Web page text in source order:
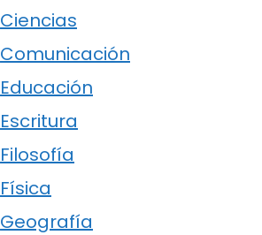
Ciencias
Comunicación
Educación
Escritura
Filosofía
Física
Geografía